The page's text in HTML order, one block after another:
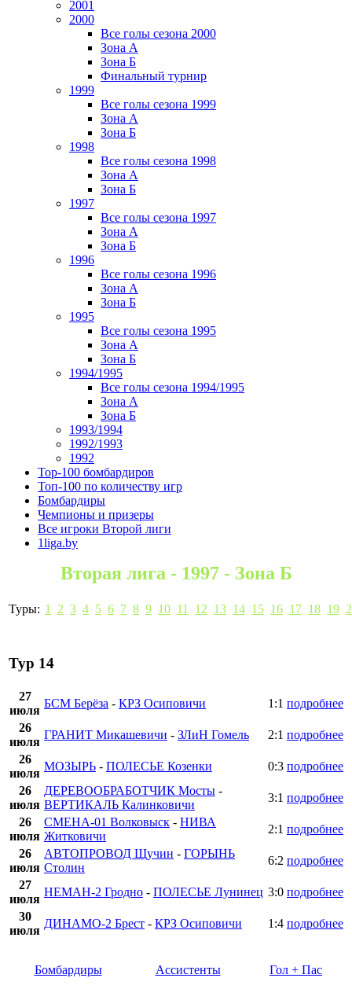
2001
2000
Все голы сезона 2000
Зона А
Зона Б
Финальный турнир
1999
Все голы сезона 1999
Зона А
Зона Б
1998
Все голы сезона 1998
Зона А
Зона Б
1997
Все голы сезона 1997
Зона А
Зона Б
1996
Все голы сезона 1996
Зона А
Зона Б
1995
Все голы сезона 1995
Зона А
Зона Б
1994/1995
Все голы сезона 1994/1995
Зона А
Зона Б
1993/1994
1992/1993
1992
Top-100 бомбардиров
Топ-100 по количеству игр
Бомбардиры
Чемпионы и призеры
Все игроки Второй лиги
1liga.by
Вторая лига - 1997 - Зона Б
Туры: 1 2 3 4 5 6 7 8 9 10 11 12 13 14 15 16 17 18 19
Тур 14
27
июля
БСМ Берёза - КРЗ Осиповичи 1:1 подробнее
26
июля
ГРАНИТ Микашевичи - ЗЛиН Гомель 2:1 подробнее
26
июля
МОЗЫРЬ - ПОЛЕСЬЕ Козенки 0:3 подробнее
26
июля
ДЕРЕВООБРАБОТЧИК Мосты -
ВЕРТИКАЛЬ Калинковичи
3:1 подробнее
26
июля
СМЕНА-01 Волковыск - НИВА
Житковичи
2:1 подробнее
26
июля
АВТОПРОВОД Щучин - ГОРЫНЬ
Столин
6:2 подробнее
27
июля
НЕМАН-2 Гродно - ПОЛЕСЬЕ Лунинец 3:0 подробнее
30
июля
ДИНАМО-2 Брест - КРЗ Осиповичи 1:4 подробнее
Бомбардиры Ассистенты Гол + Пас